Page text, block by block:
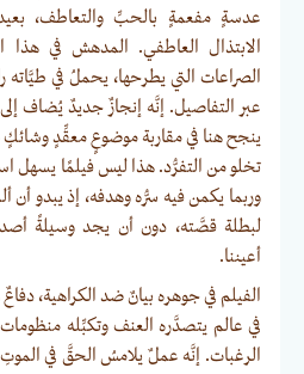
عدسةٍ مفعمةٍ بالحبِّ والتعاطف، بعيدةً
الابتذال العاطفي. المدهش في هذا
الصراعات التي يطرحها، يحملُ في طيَّاته
عبر التفاصيل. إنَّه إنجازٌ جديدٌ يُضاف
ينجح هنا في مقاربة موضوعٍ معقِّدٍ
تخلو من التفرُّد. هذا ليس فيلمًا يسهل
وربما يكمن فيه سرُّه وهدفه، إذ يبدو أن
لبطلة قصَّته، دون أن يجد وسيلةً
أعيننا.
الفيلم في جوهره بيانٌ ضد الكراهية،
في عالم يتصدَّره العنف وتكبِّله
الرغبات. إنَّه عملٌ يلامسُ الحقَّ في